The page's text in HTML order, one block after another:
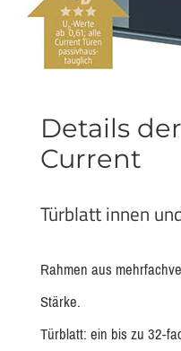
Details
Current
Türblatt innen
Rahmen aus
Stärke.
Türblatt: ein bis zu 32-